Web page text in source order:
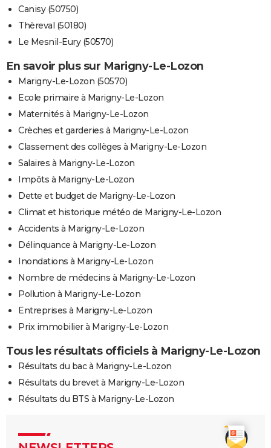
Canisy (50750)
Thèreval (50180)
Le Mesnil-Eury (50570)
En savoir plus sur Marigny-Le-Lozon
Marigny-Le-Lozon (50570)
Ecole primaire à Marigny-Le-Lozon
Maternités à Marigny-Le-Lozon
Crèches et garderies à Marigny-Le-Lozon
Classement des collèges à Marigny-Le-Lozon
Salaires à Marigny-Le-Lozon
Impôts à Marigny-Le-Lozon
Dette et budget de Marigny-Le-Lozon
Climat et historique météo de Marigny-Le-Lozon
Accidents à Marigny-Le-Lozon
Délinquance à Marigny-Le-Lozon
Inondations à Marigny-Le-Lozon
Nombre de médecins à Marigny-Le-Lozon
Pollution à Marigny-Le-Lozon
Entreprises à Marigny-Le-Lozon
Prix immobilier à Marigny-Le-Lozon
Tous les résultats officiels à Marigny-Le-Lozon
Résultats du bac à Marigny-Le-Lozon
Résultats du brevet à Marigny-Le-Lozon
Résultats du BTS à Marigny-Le-Lozon